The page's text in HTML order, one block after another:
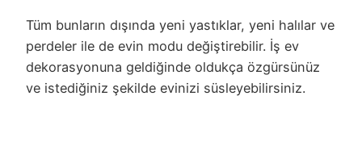
Tüm bunların dışında yeni yastıklar, yeni halılar ve
perdeler ile de evin modu değiştirebilir. İş ev
dekorasyonuna geldiğinde oldukça özgürsünüz
ve istediğiniz şekilde evinizi süsleyebilirsiniz.